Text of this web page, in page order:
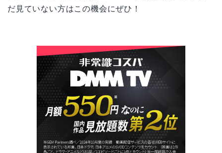
だ見ていない方はこの機会にぜひ！